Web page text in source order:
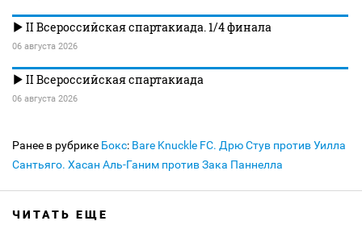
II Всероссийская спартакиада. 1/4 финала
06 августа 2026
II Всероссийская спартакиада
06 августа 2026
Ранее в рубрике Бокс: Bare Knuckle FC. Дрю Стув против Уилла
Сантьяго. Хасан Аль-Ганим против Зака Паннелла
ЧИТАТЬ ЕЩЕ